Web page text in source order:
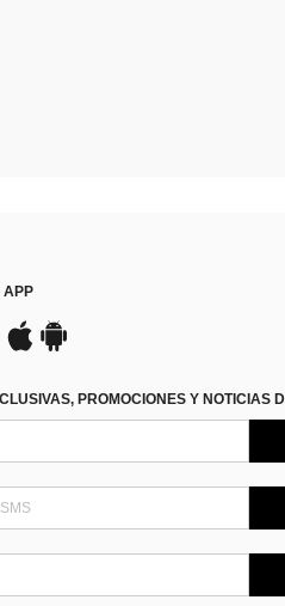
APP
PROMOCIONES Y NOTICIAS